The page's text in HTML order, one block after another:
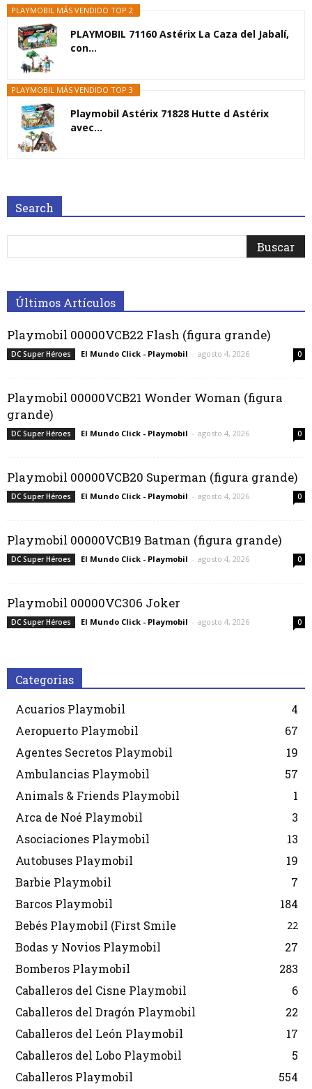
PLAYMOBIL MÁS VENDIDO TOP 2
PLAYMOBIL 71160 Astérix La Caza del Jabalí,
con...
PLAYMOBIL MÁS VENDIDO TOP 3
Playmobil Astérix 71828 Hutte d Astérix
avec...
Search
Últimos Artículos
Playmobil 00000VCB22 Flash (figura grande)
DC Super Héroes El Mundo Click - Playmobil - agosto 4, 2026 0
Playmobil 00000VCB21 Wonder Woman (figura
grande)
DC Super Héroes El Mundo Click - Playmobil - agosto 4, 2026 0
Playmobil 00000VCB20 Superman (figura grande)
DC Super Héroes El Mundo Click - Playmobil - agosto 4, 2026 0
Playmobil 00000VCB19 Batman (figura grande)
DC Super Héroes El Mundo Click - Playmobil - agosto 4, 2026 0
Playmobil 00000VC306 Joker
DC Super Héroes El Mundo Click - Playmobil - agosto 4, 2026 0
Categorias
Acuarios Playmobil
4
Aeropuerto Playmobil
67
Agentes Secretos Playmobil
19
Ambulancias Playmobil
57
Animals & Friends Playmobil
1
Arca de Noé Playmobil
3
Asociaciones Playmobil
13
Autobuses Playmobil
19
Barbie Playmobil
7
Barcos Playmobil
184
Bebés Playmobil (First Smile
22
Bodas y Novios Playmobil
27
Bomberos Playmobil
283
Caballeros del Cisne Playmobil
6
Caballeros del Dragón Playmobil
22
Caballeros del León Playmobil
17
Caballeros del Lobo Playmobil
5
Caballeros Playmobil
554